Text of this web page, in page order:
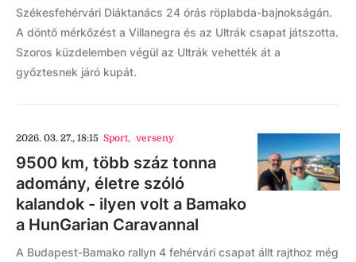
Székesfehérvári Diáktanács 24 órás röplabda-bajnokságán.
A döntő mérkőzést a Villanegra és az Ultrák csapat játszotta.
Szoros küzdelemben végül az Ultrák vehették át a
győztesnek járó kupát.
2026. 03. 27., 18:15 Sport, verseny
9500 km, több száz tonna
adomány, életre szóló
kalandok - ilyen volt a Bamako
a HunGarian Caravannal
A Budapest-Bamako rallyn 4 fehérvári csapat állt rajthoz még